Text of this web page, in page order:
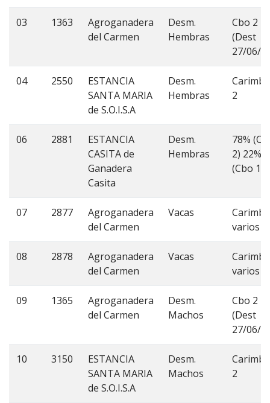
03 1363
Agroganadera
del Carmen
Desm.
Hembras
Cbo 2
(Dest
27/06/
04 2550
ESTANCIA
SANTA MARIA
de S.O.I.S.A
Desm.
Hembras
Carimbo
2
06 2881
ESTANCIA
CASITA de
Ganadera
Casita
Desm.
Hembras
78%
2) 22%
(Cbo 1)
07 2877
Agroganadera
del Carmen
Vacas
Carimbo
varios
08 2878
Agroganadera
del Carmen
Vacas
Carimbo
varios
09 1365
Agroganadera
del Carmen
Desm.
Machos
Cbo 2
(Dest
27/06/
10 3150
ESTANCIA
SANTA MARIA
de S.O.I.S.A
Desm.
Machos
Carimbo
2